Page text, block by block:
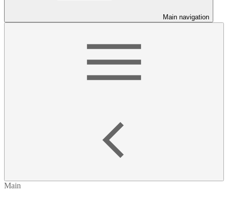
Main navigation
Main